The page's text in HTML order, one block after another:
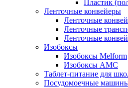
Пластик
Ленточные конвейеры
Ленточные
Ленточные
Ленточные
Изобоксы
Изобоксы Melform
Изобоксы AMC
Таблет-питание для
Посудомоечные